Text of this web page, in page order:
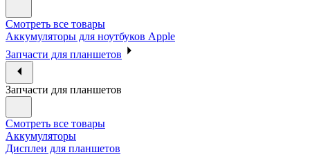
Смотреть все товары
Аккумуляторы для ноутбуков Apple
Запчасти для планшетов
Запчасти для планшетов
Смотреть все товары
Аккумуляторы
Дисплеи для планшетов